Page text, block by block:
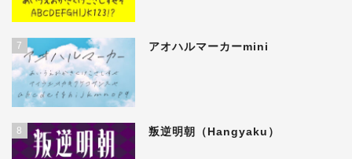
7 アオハルマーカーmini
8 叛逆明朝（Hangyaku）